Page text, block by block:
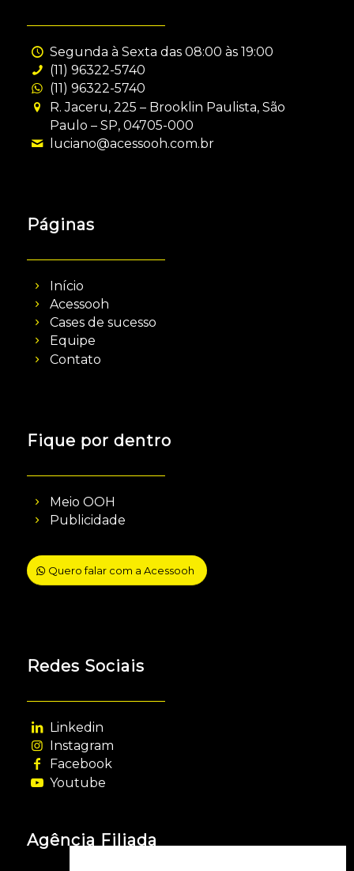
Segunda à Sexta das 08:00 às 19:00
(11) 96322-5740
(11) 96322-5740
R. Jaceru, 225 – Brooklin Paulista, São
Paulo – SP, 04705-000
luciano@acessooh.com.br
Páginas
Início
Acessooh
Cases de sucesso
Equipe
Contato
Fique por dentro
Meio OOH
Publicidade
Quero falar com a Acessooh
Redes Sociais
Linkedin
Instagram
Facebook
Youtube
Agência Filiada